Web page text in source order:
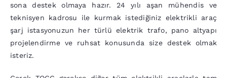
sona destek olmaya hazır. 24 yılı aşan mühendis ve
teknisyen kadrosu ile kurmak istediğiniz elektrikli araç
şarj istasyonuzun her türlü elektrik trafo, pano altyapı
projelendirme ve ruhsat konusunda size destek olmak
isteriz.